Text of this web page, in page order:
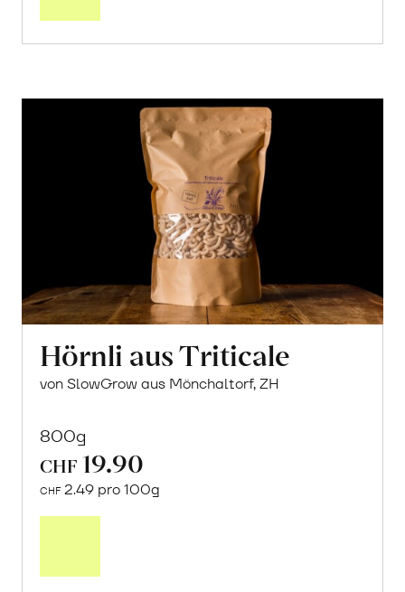
Hörnli aus Triticale
von SlowGrow aus Mönchaltorf, ZH
800g
CHF 19.90
CHF 2.49 pro 100g